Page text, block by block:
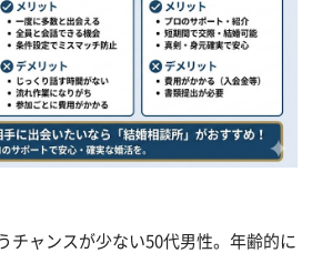
チャンスが少ない50代男性。年齢的に